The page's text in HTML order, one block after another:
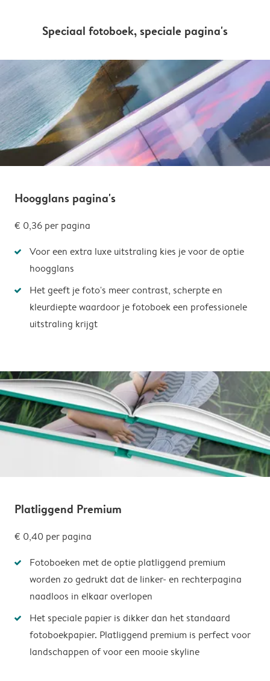
Speciaal fotoboek, speciale pagina's
Hoogglans pagina's
€ 0,36 per pagina
Voor een extra luxe uitstraling kies je voor de optie
hoogglans
Het geeft je foto's meer contrast, scherpte en
kleurdiepte waardoor je fotoboek een professionele
uitstraling krijgt
Platliggend Premium
€ 0,40 per pagina
Fotoboeken met de optie platliggend premium
worden zo gedrukt dat de linker- en rechterpagina
naadloos in elkaar overlopen
Het speciale papier is dikker dan het standaard
fotoboekpapier. Platliggend premium is perfect voor
landschappen of voor een mooie skyline